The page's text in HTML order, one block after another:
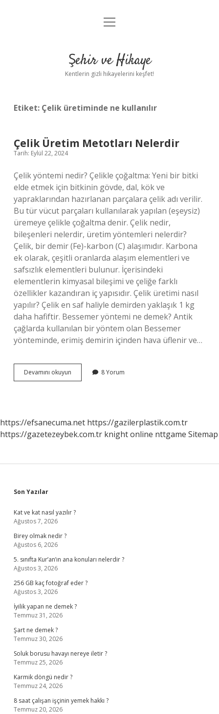
Anasayfa
Yasal Uyarı
menüyü
Şehir ve Hikaye
Kentlerin gizli hikayelerini keşfet!
Etiket: Çelik üretiminde ne kullanılır
Çelik Üretim Metotları Nelerdir
Tarih: Eylül 22, 2024
Çelik yöntemi nedir? Çelikle çoğaltma: Yeni bir bitki
elde etmek için bitkinin gövde, dal, kök ve
yapraklarından hazırlanan parçalara çelik adı verilir.
Bu tür vücut parçaları kullanılarak yapılan (eşeysiz)
üremeye çelikle çoğaltma denir. Çelik nedir,
bileşenleri nelerdir, üretim yöntemleri nelerdir?
Çelik, bir demir (Fe)-karbon (C) alaşımıdır. Karbona
ek olarak, çeşitli oranlarda alaşım elementleri ve
safsızlık elementleri bulunur. İçerisindeki
elementlerin kimyasal bileşimi ve çeliğe farklı
özellikler kazandıran iç yapısıdır. Çelik üretimi nasıl
yapılır? Çelik en saf haliyle demirden yaklaşık 1 kg
daha hafiftir. Bessemer yöntemi ne demek? Antik
çağlarda kullanılan bir yöntem olan Bessemer
yönteminde, erimiş demirin içinden hava üflenir ve…
Devamını okuyun
Üretim
8 Yorum
https://efsanecuma.net https://gazilerplastik.com.tr
https://gazetezeybek.com.tr knight online nttgame Sitemap
Sidebar
Son Yazılar
Kat ve kat nasıl yazılır ?
Ağustos 7, 2026
Birey olmak nedir ?
Ağustos 6, 2026
5. sınıfta Kur’an’ın ana konuları nelerdir ?
Ağustos 3, 2026
256 GB kaç fotoğraf eder ?
Ağustos 3, 2026
İyilik yapan ne demek ?
Temmuz 31, 2026
Şart ne demek ?
Temmuz 30, 2026
Soluk borusu havayı nereye iletir ?
Temmuz 25, 2026
Karmik döngü nedir ?
Temmuz 24, 2026
8 saat çalışan işçinin yemek hakkı ?
Temmuz 20, 2026